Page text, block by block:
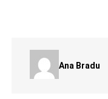
Ana Bradu